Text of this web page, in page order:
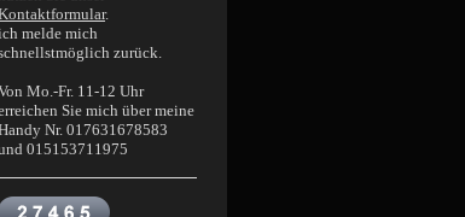
.
melde mich
zurück.
Mo.-Fr. 11-12 Uhr
Sie mich über meine
Nr. 017631678583
015153711975